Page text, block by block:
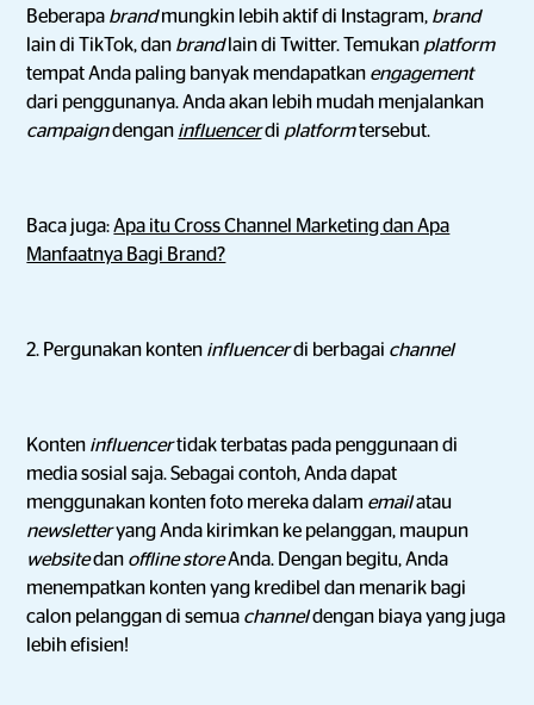
Beberapa brandmungkin lebih aktif di Instagram, brand
lain di TikTok, dan brand lain di Twitter. Temukan platform
tempat Anda paling banyak mendapatkan engagement
dari penggunanya. Anda akan lebih mudah menjalankan
campaigndengan influencerdi platformtersebut.
Baca juga:Apa itu Cross Channel Marketing dan Apa
Manfaatnya Bagi Brand?
2. Pergunakan konten influencerdi berbagai channel
Konten influencertidak terbatas pada penggunaan di
media sosial saja. Sebagai contoh, Anda dapat
menggunakan konten foto mereka dalam emailatau
newsletteryang Anda kirimkan ke pelanggan, maupun
websitedan offline storeAnda. Dengan begitu, Anda
menempatkan konten yang kredibel dan menarik bagi
calon pelanggan di semua channeldengan biaya yang juga
lebih efisien!